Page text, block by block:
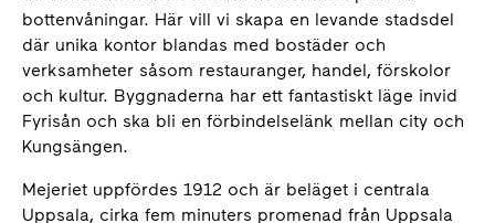
bottenvåningar. Här vill vi skapa en levande stadsdel
där unika kontor blandas med bostäder och
verksamheter såsom restauranger, handel, förskolor
och kultur. Byggnaderna har ett fantastiskt läge invid
Fyrisån och ska bli en förbindelselänk mellan city och
Kungsängen.
Mejeriet uppfördes 1912 och är beläget i centrala
Uppsala, cirka fem minuters promenad från Uppsala